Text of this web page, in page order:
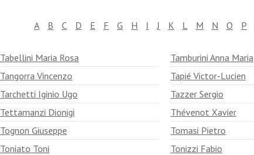
A B C D E F G H I J K L M N O P
Tabellini Maria Rosa Tamburini Anna Maria
Tangorra Vincenzo Tapié Victor-Lucien
Tarchetti Iginio Ugo Tazzer Sergio
Tettamanzi Dionigi Thévenot Xavier
Tognon Giuseppe Tomasi Pietro
Toniato Toni Tonizzi Fabio